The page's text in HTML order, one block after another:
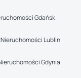
Gdańsk
Nieruchomości Lublin
Gdynia